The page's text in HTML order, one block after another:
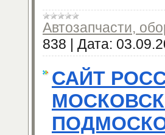
Автозапчасти,
838
Дата:
САЙТ